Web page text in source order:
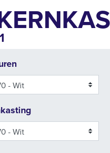
- Wit
- Wit